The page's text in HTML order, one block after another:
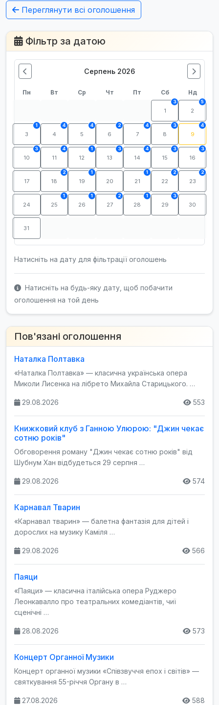
Переглянути всі оголошення
Фільтр за датою
Серпень 2026
Пн Вт Ср Чт Пт Сб Нд
1
3
2
5
3
1
4
4
5
4
6
2
7
4
8
3
9
4
10
3
11
4
12
1
13
3
14
4
15
3
16
3
17 18
2
19
1
20 21
1
22
2
23
2
24 25
1
26
1
27
2
28
1
29
3
30
31
Натисніть на дату для фільтрації оголошень
Натисніть на будь-яку дату, щоб побачити
оголошення на той день
Пов'язані оголошення
Наталка Полтавка
«Наталка Полтавка» — класична українська опера
Миколи Лисенка на лібрето Михайла Старицького. …
29.08.2026 553
Книжковий клуб з Ганною Улюрою: "Джин чекає
сотню років"
Обговорення роману "Джин чекає сотню років" від
Шубнум Хан відбудеться 29 серпня …
29.08.2026 574
Карнавал Тварин
«Карнавал тварин» — балетна фантазія для дітей і
дорослих на музику Каміля …
29.08.2026 566
Паяци
«Паяци» — класична італійська опера Руджеро
Леонкавалло про театральних комедіантів, чиї
сценічні …
28.08.2026 573
Концерт Органної Музики
Концерт органної музики «Співзвуччя епох і світів» —
святкування 55-річчя Органу в …
27.08.2026 588